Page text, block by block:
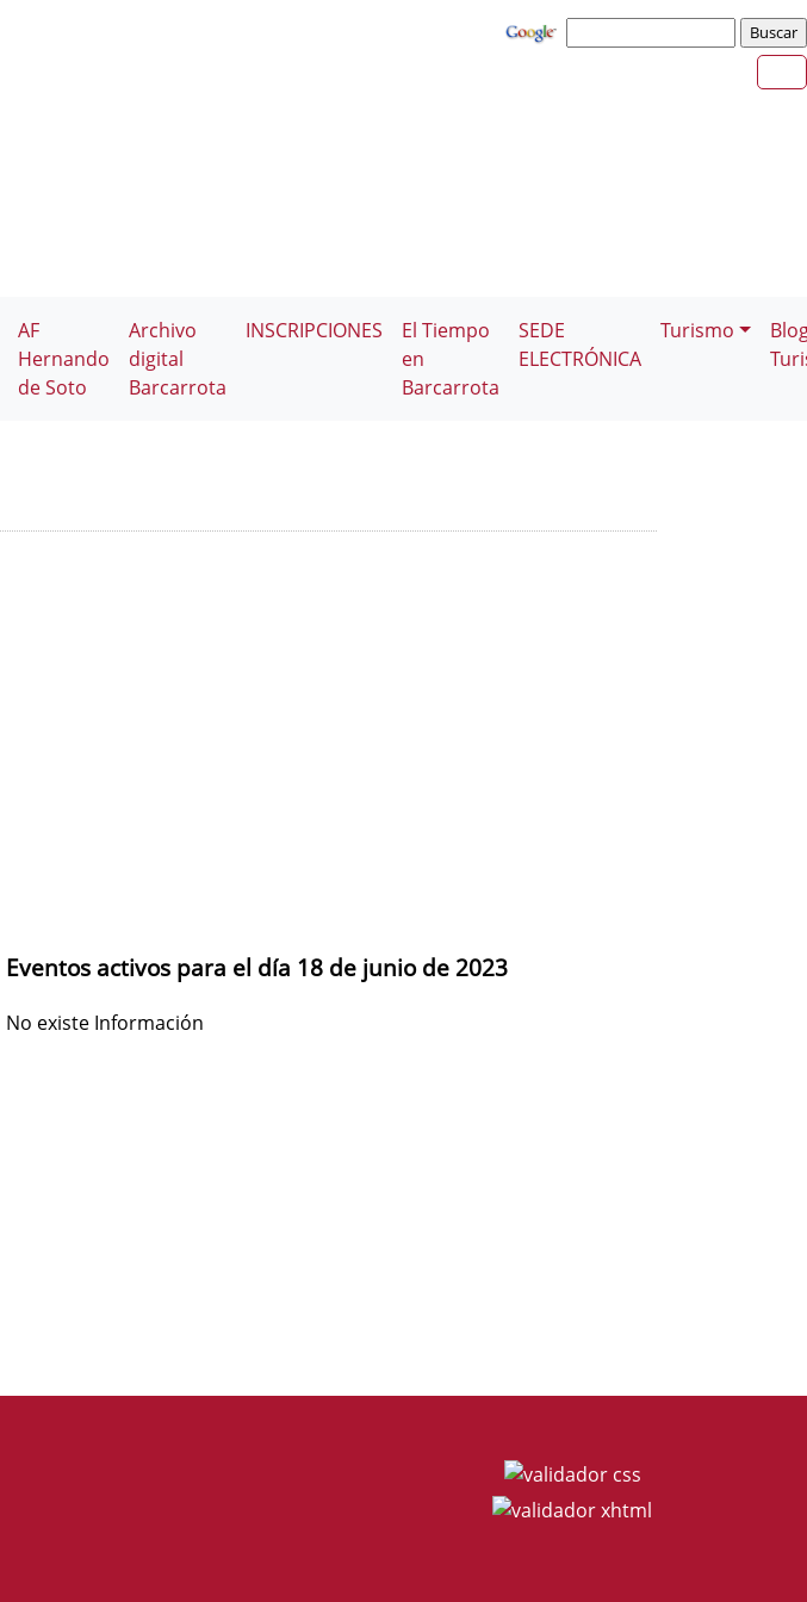
AF
Hernando
de Soto
Archivo
digital
Barcarrota
INSCRIPCIONES
El Tiempo
en
Barcarrota
SEDE
ELECTRÓNICA
Turismo
Eventos activos para el día 18 de junio de 2023
No existe Información